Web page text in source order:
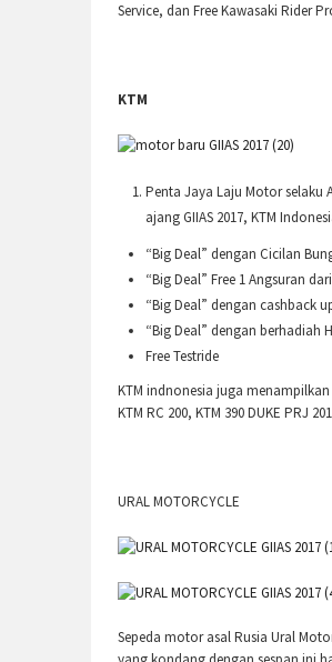
Service, dan Free Kawasaki Rider
KTM
Penta Jaya Laju Motor selaku
ajang GIIAS 2017, KTM
“Big Deal” dengan Cicilan
“Big Deal” Free 1 Angsuran
“Big Deal” dengan cashback
“Big Deal” dengan berhadiah
Free Testride
KTM indnonesia juga menampilkan
KTM RC 200, KTM 390 DUKE PRJ
URAL MOTORCYCLE
Sepeda motor asal Rusia Ural